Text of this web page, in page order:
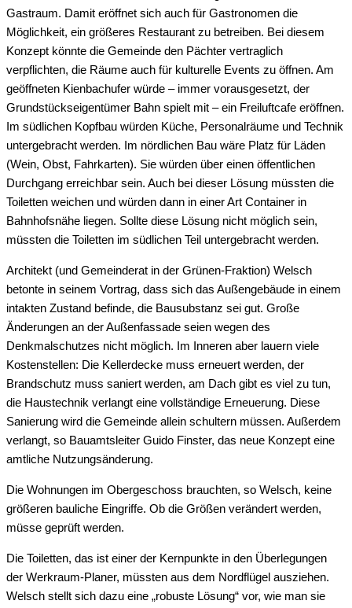
Gastraum. Damit eröffnet sich auch für Gastronomen die
Möglichkeit, ein größeres Restaurant zu betreiben. Bei diesem
Konzept könnte die Gemeinde den Pächter vertraglich
verpflichten, die Räume auch für kulturelle Events zu öffnen. Am
geöffneten Kienbachufer würde – immer vorausgesetzt, der
Grundstückseigentümer Bahn spielt mit – ein Freiluftcafe eröffnen.
Im südlichen Kopfbau würden Küche, Personalräume und Technik
untergebracht werden. Im nördlichen Bau wäre Platz für Läden
(Wein, Obst, Fahrkarten). Sie würden über einen öffentlichen
Durchgang erreichbar sein. Auch bei dieser Lösung müssten die
Toiletten weichen und würden dann in einer Art Container in
Bahnhofsnähe liegen. Sollte diese Lösung nicht möglich sein,
müssten die Toiletten im südlichen Teil untergebracht werden.
Architekt (und Gemeinderat in der Grünen-Fraktion) Welsch
betonte in seinem Vortrag, dass sich das Außengebäude in einem
intakten Zustand befinde, die Bausubstanz sei gut. Große
Änderungen an der Außenfassade seien wegen des
Denkmalschutzes nicht möglich. Im Inneren aber lauern viele
Kostenstellen: Die Kellerdecke muss erneuert werden, der
Brandschutz muss saniert werden, am Dach gibt es viel zu tun,
die Haustechnik verlangt eine vollständige Erneuerung. Diese
Sanierung wird die Gemeinde allein schultern müssen. Außerdem
verlangt, so Bauamtsleiter Guido Finster, das neue Konzept eine
amtliche Nutzungsänderung.
Die Wohnungen im Obergeschoss brauchten, so Welsch, keine
größeren bauliche Eingriffe. Ob die Größen verändert werden,
müsse geprüft werden.
Die Toiletten, das ist einer der Kernpunkte in den Überlegungen
der Werkraum-Planer, müssten aus dem Nordflügel ausziehen.
Welsch stellt sich dazu eine „robuste Lösung“ vor, wie man sie